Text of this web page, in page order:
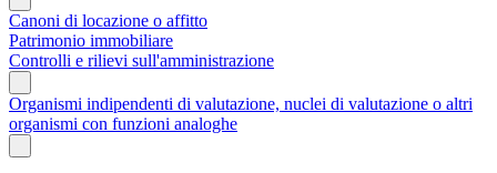
Canoni di locazione o affitto
Patrimonio immobiliare
Controlli e rilievi sull'amministrazione
Organismi indipendenti di valutazione, nuclei di valutazione o altri
organismi con funzioni analoghe